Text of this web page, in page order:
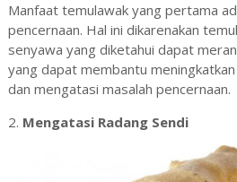
Manfaat temulawak yang pertama
pencernaan. Hal ini dikarenakan
senyawa yang diketahui dapat
yang dapat membantu
dan mengatasi masalah pencernaan.
2. Mengatasi Radang Sendi